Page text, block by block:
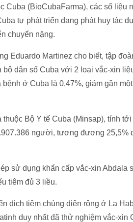
Cuba (BioCubaFarma), các số liệu
tự phát triển đang phát huy tác
chuyển nặng.
Eduardo Martinez cho biết, tập
dân số Cuba với 2 loại vắc-xin
ở Cuba là 0,47%, giảm gần
Bộ Y tế Cuba (Minsap), tính
người, tương đương 25,5%
sử dụng khẩn cấp vắc-xin Abdala
tiêm đủ 3 liều.
dịch tiêm chủng diện rộng ở La
duy nhất đã thử nghiệm vắc-xin